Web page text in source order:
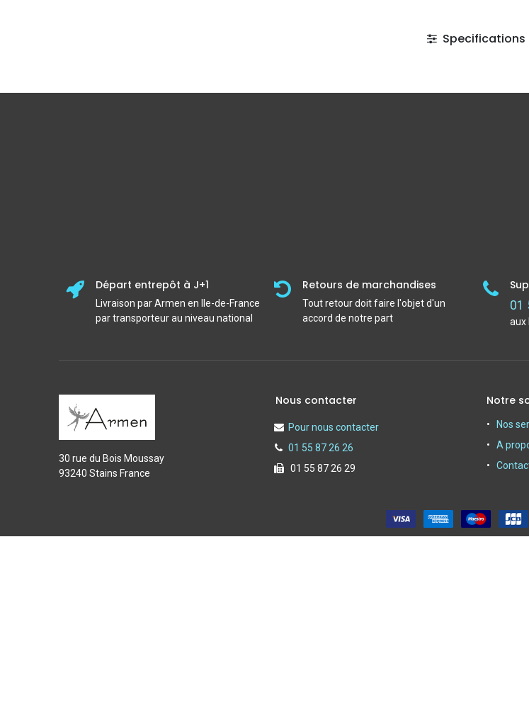
Specifications
Départ entrepôt à J+1
Livraison par Armen en Ile-de-France
par transporteur au niveau national
Retours de marchandises
Tout retour doit faire l'objet d'un
accord de notre part
01
aux
30 rue du Bois Moussay
93240 Stains France
Nous contacter
Pour nous contacter
01 55 87 26 26
01 55 87 26 29
Notre
Nos
A